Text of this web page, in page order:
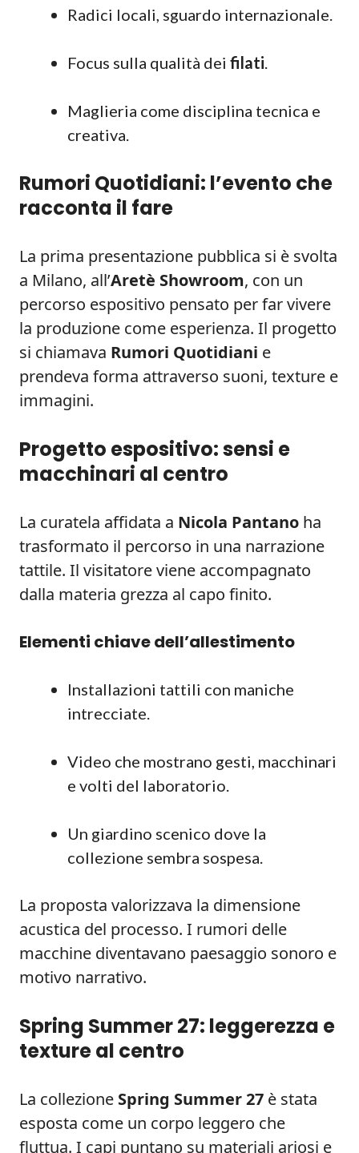
Radici locali, sguardo internazionale.
Focus sulla qualità dei filati.
Maglieria come disciplina tecnica e
creativa.
Rumori Quotidiani: l’evento che
racconta il fare
La prima presentazione pubblica si è svolta
a Milano, all’Aretè Showroom, con un
percorso espositivo pensato per far vivere
la produzione come esperienza. Il progetto
si chiamava Rumori Quotidiani e
prendeva forma attraverso suoni, texture e
immagini.
Progetto espositivo: sensi e
macchinari al centro
La curatela affidata a Nicola Pantano ha
trasformato il percorso in una narrazione
tattile. Il visitatore viene accompagnato
dalla materia grezza al capo finito.
Elementi chiave dell’allestimento
Installazioni tattili con maniche
intrecciate.
Video che mostrano gesti, macchinari
e volti del laboratorio.
Un giardino scenico dove la
collezione sembra sospesa.
La proposta valorizzava la dimensione
acustica del processo. I rumori delle
macchine diventavano paesaggio sonoro e
motivo narrativo.
Spring Summer 27: leggerezza e
texture al centro
La collezione Spring Summer 27 è stata
esposta come un corpo leggero che
fluttua. I capi puntano su materiali ariosi e